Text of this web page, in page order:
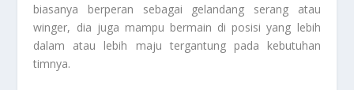
biasanya berperan sebagai gelandang serang atau
winger, dia juga mampu bermain di posisi yang lebih
dalam atau lebih maju tergantung pada kebutuhan
timnya.